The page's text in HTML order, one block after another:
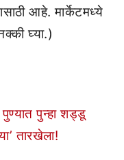
आहे. मार्केटमध्ये
घ्या.)
पुन्हा शड्डू
तारखेला!